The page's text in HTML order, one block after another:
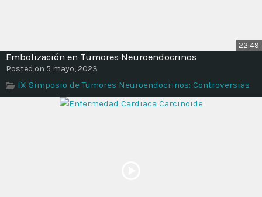
22:49
Embolización en Tumores Neuroendocrinos
Posted on 5 mayo, 2023
IX Simposio de Tumores Neuroendocrinos: Controversias